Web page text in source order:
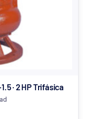
· 2 HP Trifásica